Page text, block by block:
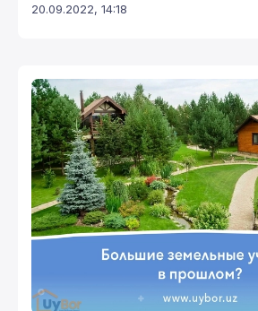
20.09.2022, 14:18